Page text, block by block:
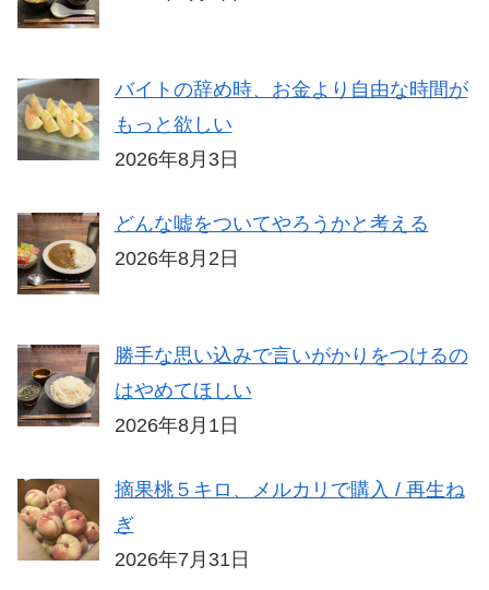
バイトの辞め時、お金より自由な時間が
もっと欲しい
2026年8月3日
どんな嘘をついてやろうかと考える
2026年8月2日
勝手な思い込みで言いがかりをつけるの
はやめてほしい
2026年8月1日
摘果桃５キロ、メルカリで購入 / 再生ね
ぎ
2026年7月31日